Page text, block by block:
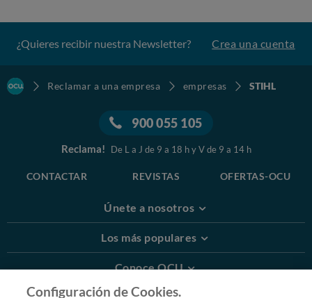
¿Quieres recibir nuestra Newsletter? Crea una cuenta
Reclamar a una empresa empresas STIHL
900 055 105
Reclama! De L a J de 9 a 18 h y V de 9 a 14 h
CONTACTAR REVISTAS OFERTAS-OCU
Únete a nosotros
Los más populares
Conoce OCU
Configuración de Cookies.